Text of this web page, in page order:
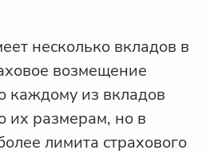
несколько вкладов в
возмещение
каждому из вкладов
их размерам, но в
лимита страхового